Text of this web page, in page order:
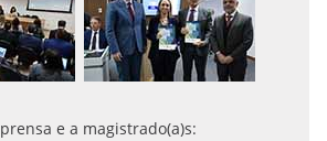
e a magistrado(a)s: